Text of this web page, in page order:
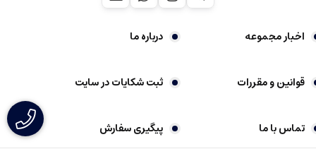
اخبار مجموعه درباره ما
قوانین و مقررات ثبت شکایات در سایت
تماس با ما پیگیری سفارش